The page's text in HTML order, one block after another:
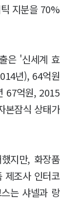
지분을 70%
은 '신세계 효
년), 64억원
67억원, 2015
본잠식 상태가
지만, 화장품
제조사 인터코
는 샤넬과 랑